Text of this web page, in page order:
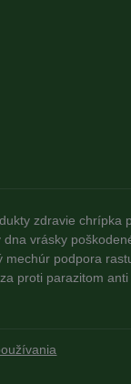
zdravie chrípka
dna vrásky
mechúr podpora
proti parazitom anti